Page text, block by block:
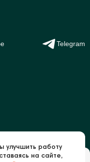
улучшить работу
на сайте,
Telegram